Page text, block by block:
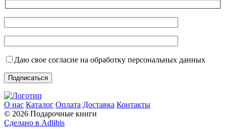
Даю свое согласие на обработку персональных данных
О нас Каталог Оплата Доставка Контакты
© 2026 Подарочные книги
Сделано в Adlibis